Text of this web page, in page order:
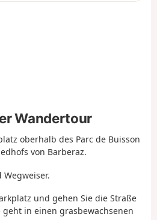
Wandertour
oberhalb des Parc de Buisson
von Barberaz.
und gehen Sie die Straße
in einen grasbewachsenen